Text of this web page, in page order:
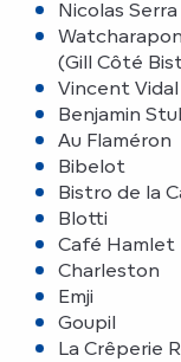
Nicolas
(Gill Côté
Vincent
Benjamin
Au Flaméron
Bibelot
Bistro de la
Blotti
Café Hamlet
Charleston
Emji
Goupil
La Crêperie